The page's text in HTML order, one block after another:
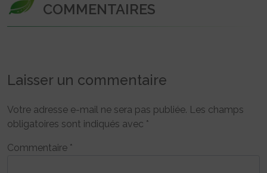
COMMENTAIRES
Laisser un commentaire
Votre adresse e-mail ne sera pas publiée. Les champs
obligatoires sont indiqués avec *
Commentaire *